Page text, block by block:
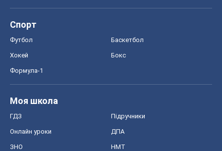
Спорт
Футбол Баскетбол
Хокей Бокс
Формула-1
Моя школа
ГДЗ Підручники
Онлайн уроки ДПА
ЗНО НМТ